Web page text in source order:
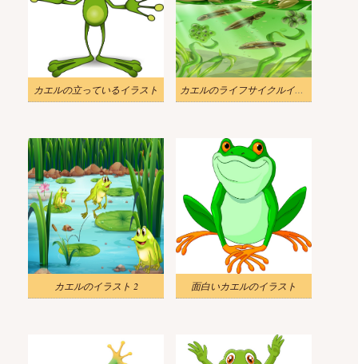
カエルの立っているイラスト カエルのライフサイクルイラスト 2
カエルのイラスト 2 面白いカエルのイラスト